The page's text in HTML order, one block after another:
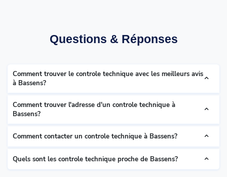
Questions & Réponses
Comment trouver le controle technique avec les meilleurs avis
à Bassens?
Comment trouver l'adresse d'un controle technique à
Bassens?
Comment contacter un controle technique à Bassens?
Quels sont les controle technique proche de Bassens?